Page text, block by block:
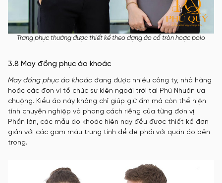
Trang phục thường được thiết kế theo dạng áo cổ tròn hoặc polo
3.8 May đồng phục áo khoác
May đồng phục áo khoác đang được nhiều công ty, nhà hàng
hoặc các đơn vị tổ chức sự kiện ngoài trời tại Phú Nhuận ưa
chuộng. Kiểu áo này không chỉ giúp giữ ấm mà còn thể hiện
tính chuyên nghiệp và phong cách riêng của từng đơn vị.
Phần lớn, các mẫu áo khoác hiện nay đều được thiết kế đơn
giản với các gam màu trung tính để dễ phối với quần áo bên
trong.